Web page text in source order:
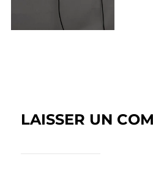
LAISSER UN